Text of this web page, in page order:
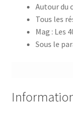
Autour du
Tous les
Mag : Les
Sous le